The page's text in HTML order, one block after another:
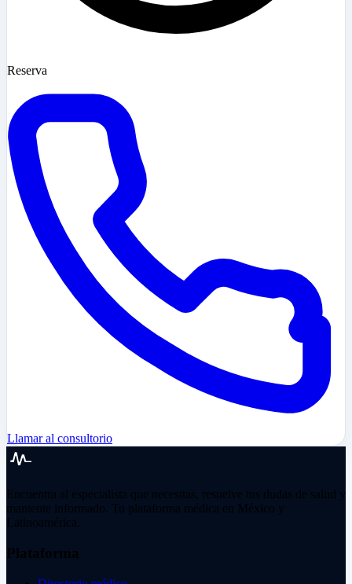
Reserva
Llamar al consultorio
Encuentra al especialista que necesitas, resuelve tus dudas de salud y
mantente informado. Tu plataforma médica en México y
Latinoamérica.
Plataforma